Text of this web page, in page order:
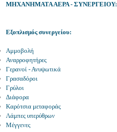
ΜΗΧΑΝΗΜΑΤΑ ΑΕΡΑ - ΣΥΝΕΡΓΕΙΟΥ:
Εξοπλισμός συνεργείου:
Αμμοβολή
Αναρροφητήρες
Γερανοί - Ανυψωτικά
Γρασαδόροι
Γρύλοι
Διάφορα
Καρότσια μεταφοράς
Λάμπες υπερύθρων
Μέγγενες